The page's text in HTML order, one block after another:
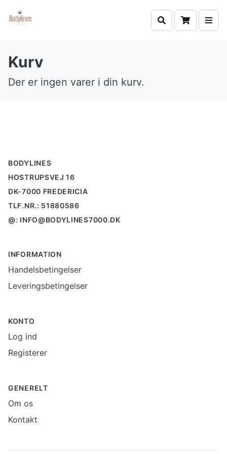
Kurv
Der er ingen varer i din kurv.
BODYLINES
HOSTRUPSVEJ 16
DK-7000 FREDERICIA
TLF.NR.: 51880586
@: INFO@BODYLINES7000.DK
INFORMATION
Handelsbetingelser
Leveringsbetingelser
KONTO
Log ind
Registerer
GENERELT
Om os
Kontakt